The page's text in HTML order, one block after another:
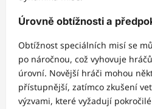
Úrovně obtížnosti a
Obtížnost speciálních misí se
po náročnou, což vyhovuje
úrovní. Novější hráči mohou
přístupnější, zatímco zkušení
výzvami, které vyžadují